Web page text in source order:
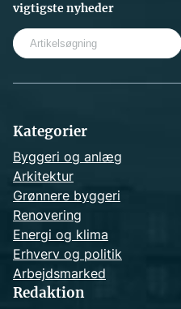
vigtigste nyheder
Kategorier
Byggeri og anlæg
Arkitektur
Grønnere byggeri
Renovering
Energi og klima
Erhverv og politik
Arbejdsmarked
Redaktion